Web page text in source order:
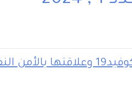
[مستوى الإستجابة لنظريات المؤامرة المتعلقة